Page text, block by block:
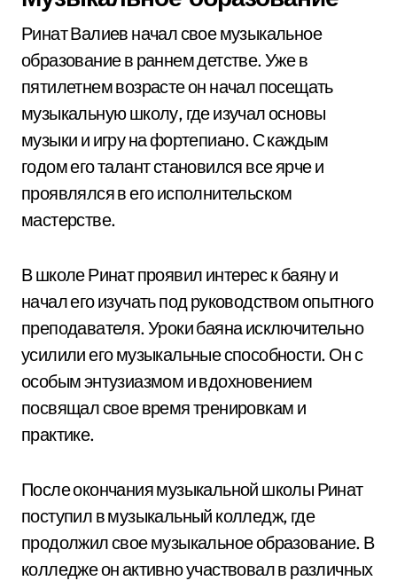
Ринат Валиев начал свое музыкальное
образование в раннем детстве. Уже в
пятилетнем возрасте он начал посещать
музыкальную школу, где изучал основы
музыки и игру на фортепиано. С каждым
годом его талант становился все ярче и
проявлялся в его исполнительском
мастерстве.
В школе Ринат проявил интерес к баяну и
начал его изучать под руководством опытного
преподавателя. Уроки баяна исключительно
усилили его музыкальные способности. Он с
особым энтузиазмом и вдохновением
посвящал свое время тренировкам и
практике.
После окончания музыкальной школы Ринат
поступил в музыкальный колледж, где
продолжил свое музыкальное образование. В
колледже он активно участвовал в различных